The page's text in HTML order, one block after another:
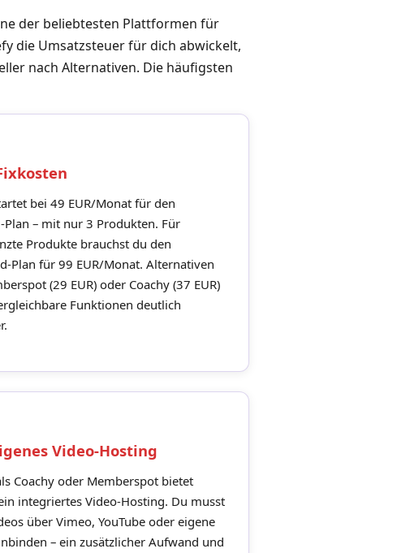
der beliebtesten Plattformen für
die Umsatzsteuer für dich abwickelt,
nach Alternativen. Die häufigsten
bei 49 EUR/Monat für den
Plan – mit nur 3 Produkten. Für
Produkte brauchst du den
Plan für 99 EUR/Monat. Alternativen
(29 EUR) oder Coachy (37 EUR)
Funktionen deutlich
Video-Hosting
Coachy oder Memberspot bietet
integriertes Video-Hosting. Du musst
über Vimeo, YouTube oder eigene
– ein zusätzlicher Aufwand und